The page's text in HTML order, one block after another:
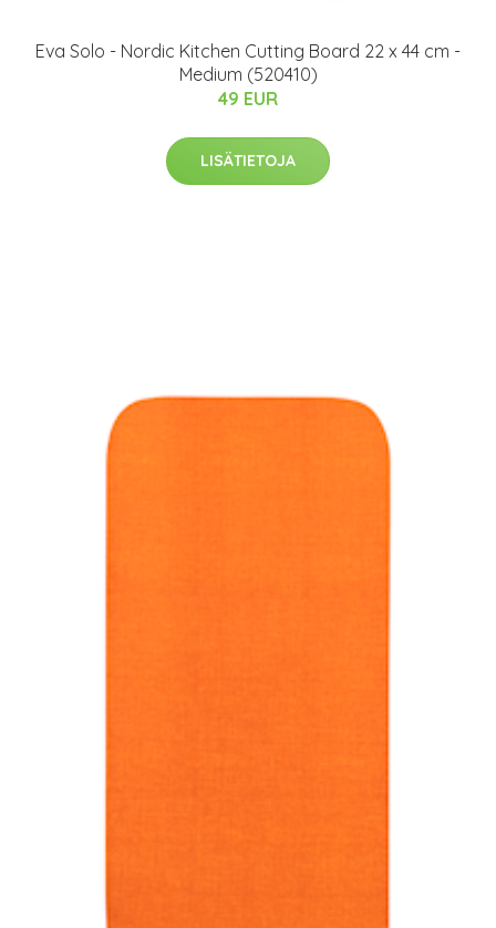
Eva Solo - Nordic Kitchen Cutting Board 22 x 44 cm -
Medium (520410)
49 EUR
LISÄTIETOJA